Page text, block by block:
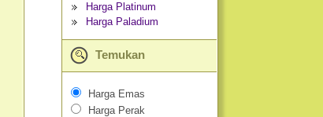
Harga Platinum
Harga Paladium
Temukan
Harga Emas
Harga Perak